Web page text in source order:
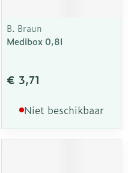
B. Braun
Medibox 0,8l
€ 3,71
Niet beschikbaar